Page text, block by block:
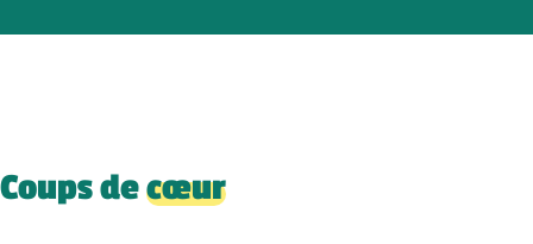
Coups decœur